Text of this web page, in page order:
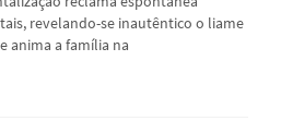
revelando-se inautêntico o liame
anima a família na